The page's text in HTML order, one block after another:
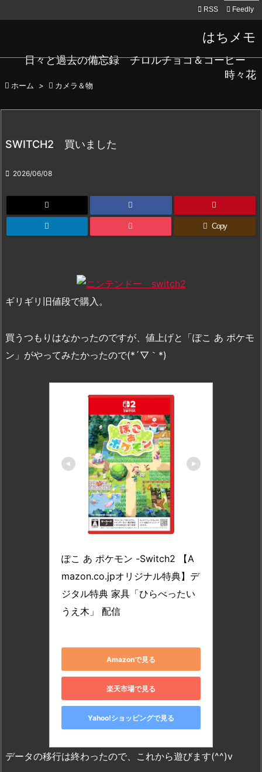
はちメモ
日々と過去の備忘録 チロルチョコ＆コーヒー
時々花
 RSS Feedly
 ホーム >  カメラ＆物
SWITCH2 買いました
 2026/06/08
Copy
ギリギリ旧値段で購入。
買うつもりはなかったのですが、値上げと「ぽこ あ ポケモ
ン」がやってみたかったので(*´▽｀*)
ぽこ あ ポケモン -Switch2 【A
mazon.co.jpオリジナル特典】デ
ジタル特典 家具「ひらべったい
うえ木」 配信
Amazonで見る
楽天市場で見る
Yahoo!ショッピングで見る
データの移行は終わったので、これから遊びます(^^)v